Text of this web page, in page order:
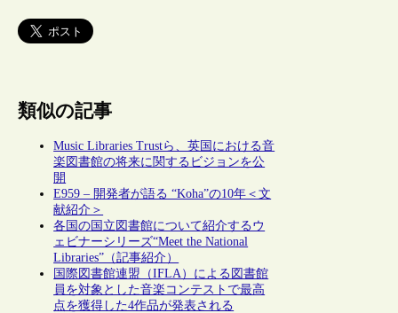
類似の記事
Music Libraries Trustら、英国における音
楽図書館の将来に関するビジョンを公
開
E959 – 開発者が語る “Koha”の10年＜文
献紹介＞
各国の国立図書館について紹介するウ
ェビナーシリーズ“Meet the National
Libraries”（記事紹介）
国際図書館連盟（IFLA）による図書館
員を対象とした音楽コンテストで最高
点を獲得した4作品が発表される